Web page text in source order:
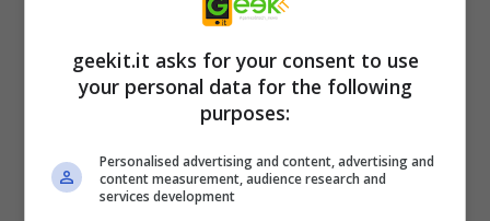
ballerina è devastante.
geekit.it asks for your consent to use
your personal data for the following
purposes:
Personalised advertising and content, advertising and
content measurement, audience research and
services development